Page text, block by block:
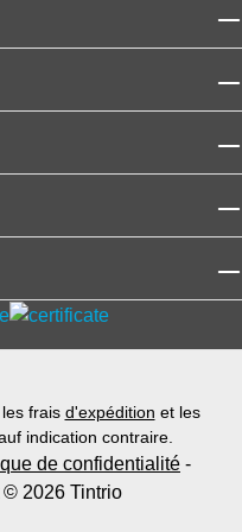
frais d'expédition et les
indication contraire.
de confidentialité -
2026 Tintrio